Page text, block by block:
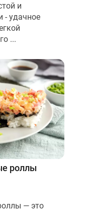
и
- удачное
...
роллы
— это